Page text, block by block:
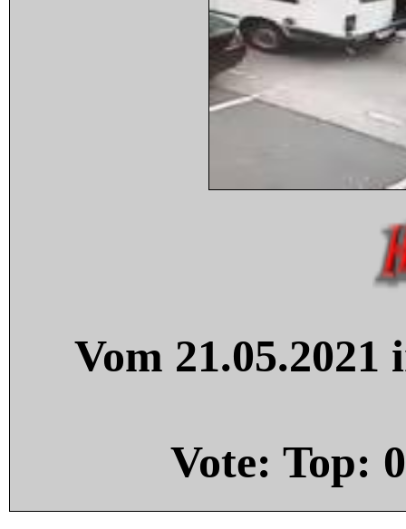
Vom
Vote: Top: 0